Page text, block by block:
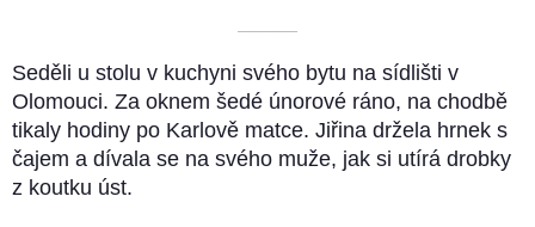
––––––––––
Seděli u stolu v kuchyni svého bytu na sídlišti v
Olomouci. Za oknem šedé únorové ráno, na chodbě
tikaly hodiny po Karlově matce. Jiřina držela hrnek s
čajem a dívala se na svého muže, jak si utírá drobky
z koutku úst.